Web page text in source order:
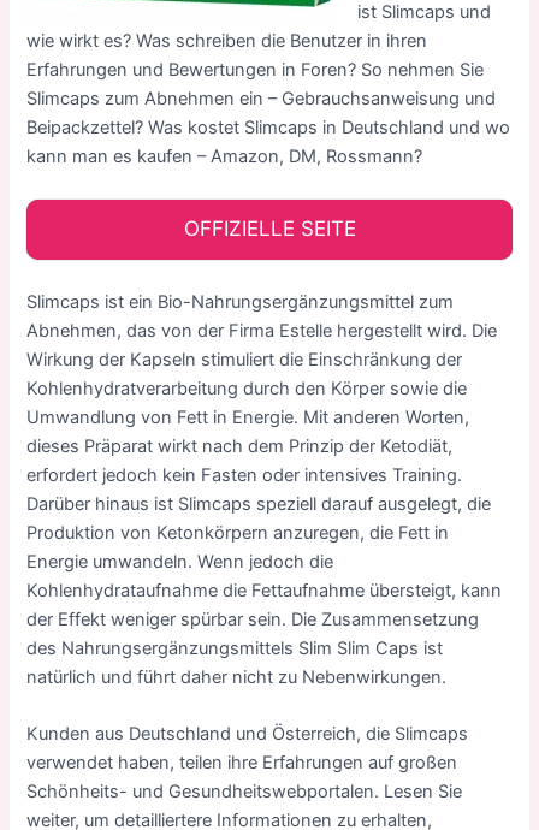
ist Slimcaps und
wie wirkt es? Was schreiben die Benutzer in ihren
Erfahrungen und Bewertungen in Foren? So nehmen Sie
Slimcaps zum Abnehmen ein – Gebrauchsanweisung und
Beipackzettel? Was kostet Slimcaps in Deutschland und wo
kann man es kaufen – Amazon, DM, Rossmann?
OFFIZIELLE SEITE
Slimcaps ist ein Bio-Nahrungsergänzungsmittel zum
Abnehmen, das von der Firma Estelle hergestellt wird. Die
Wirkung der Kapseln stimuliert die Einschränkung der
Kohlenhydratverarbeitung durch den Körper sowie die
Umwandlung von Fett in Energie. Mit anderen Worten,
dieses Präparat wirkt nach dem Prinzip der Ketodiät,
erfordert jedoch kein Fasten oder intensives Training.
Darüber hinaus ist Slimcaps speziell darauf ausgelegt, die
Produktion von Ketonkörpern anzuregen, die Fett in
Energie umwandeln. Wenn jedoch die
Kohlenhydrataufnahme die Fettaufnahme übersteigt, kann
der Effekt weniger spürbar sein. Die Zusammensetzung
des Nahrungsergänzungsmittels Slim Slim Caps ist
natürlich und führt daher nicht zu Nebenwirkungen.
Kunden aus Deutschland und Österreich, die Slimcaps
verwendet haben, teilen ihre Erfahrungen auf großen
Schönheits- und Gesundheitswebportalen. Lesen Sie
weiter, um detailliertere Informationen zu erhalten,